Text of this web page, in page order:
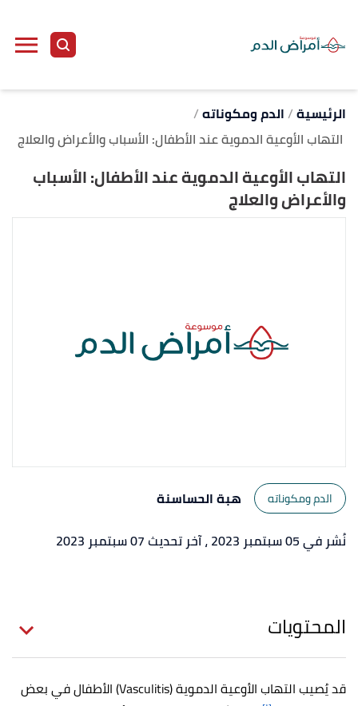
الرئيسية الدم ومكوناته
التهاب الأوعية الدموية عند الأطفال: الأسباب والأعراض والعلاج
التهاب الأوعية الدموية عند الأطفال: الأسباب
والأعراض والعلاج
الدم ومكوناته
هبة الحساسنة
نُشر في 05 سبتمبر 2023
، آخر تحديث 07 سبتمبر 2023
المحتويات
قد يُصيب التهاب الأوعية الدموية (Vasculitis) الأطفال في بعض